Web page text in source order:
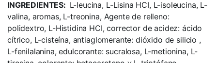
INGREDIENTES: L-leucina, L-Lisina HCI, L-isoleucina, L-
valina, aromas, L-treonina, Agente de relleno:
polidextro, L-Histidina HCI, corrector de acidez: ácido
cítrico, L-cisteína, antiaglomerante: dióxido de silicio ,
L-fenilalanina, edulcorante: sucralosa, L-metionina, L-